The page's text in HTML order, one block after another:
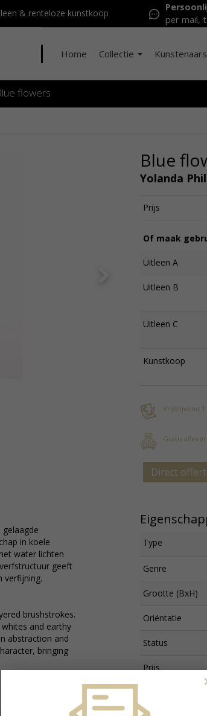
& renteloze kunstkoop
per mail,
Home Collectie Kunstenaars
flowers
in koele
water lichten
geeft
verfijning.
brushstrokes.
and earthy
abstraction and
bringing
Blue
Yolanda
Prijs
Of maak
Uitleen A
Uitleen B
Uitleen C
Kunstkoop
Vrijblijvend
Gratis
Direct
Type
Genre
Grootte (BxH)
Oriëntatie
Status
Prijs